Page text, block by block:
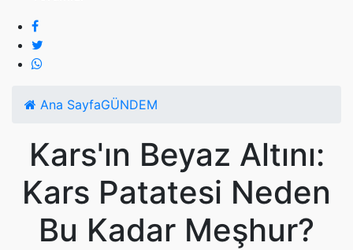
Ana SayfaGÜNDEM
Kars'ın Beyaz Altını:
Kars Patatesi Neden
Bu Kadar Meşhur?